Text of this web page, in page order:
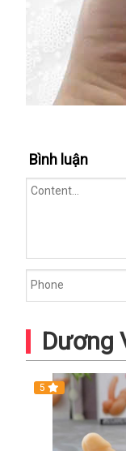
Bình luận
Dương
5